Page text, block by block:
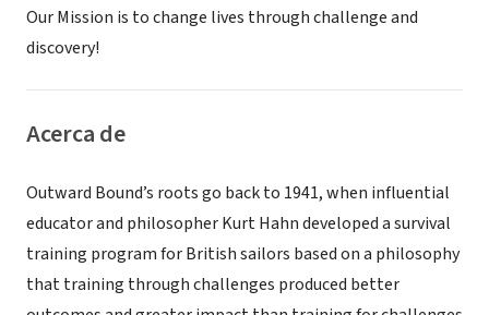
Our Mission is to change lives through challenge and
discovery!
Acerca de
Outward Bound’s roots go back to 1941, when influential
educator and philosopher Kurt Hahn developed a survival
training program for British sailors based on a philosophy
that training through challenges produced better